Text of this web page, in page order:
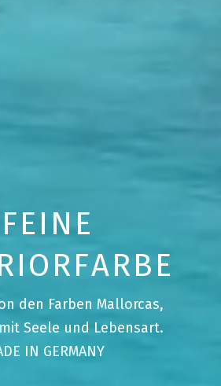
F E I N E
IO R FA R B E
den Farben Mallorcas,
Seele und Lebensart.
IN GERMANY